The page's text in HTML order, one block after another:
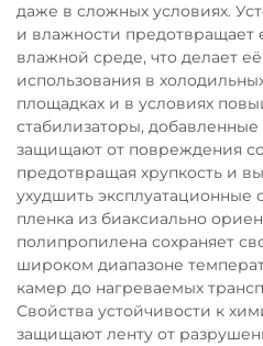
даже в сложных условиях.
и влажности предотвращает
влажной среде, что делает
использования в
площадках и в условиях
стабилизаторы,
защищают от повреждения
предотвращая хрупкость и
ухудшить эксплуатационные
пленка из биаксиально
полипропилена сохраняет
широком диапазоне
камер до нагреваемых
Свойства устойчивости к
защищают ленту от